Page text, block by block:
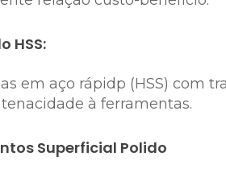
HSS:
em aço rápidp (HSS) com
à ferramentas.
Superficial Polido